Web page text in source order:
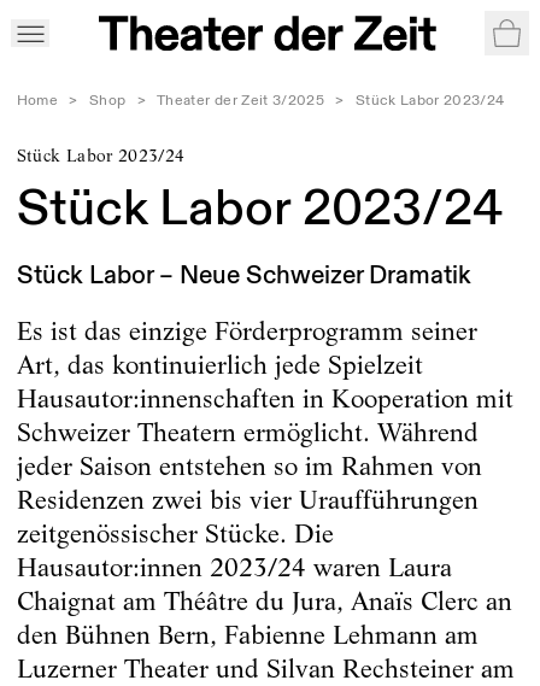
Home > Shop > Theater der Zeit 3/2025 > Stück Labor 2023/24
Stück Labor 2023/24
Stück Labor 2023/24
Stück Labor – Neue Schweizer Dramatik
Es ist das einzige Förderprogramm seiner
Art, das kontinuierlich jede Spielzeit
Hausautor:innenschaften in Kooperation mit
Schweizer Theatern ermöglicht. Während
jeder Saison entstehen so im Rahmen von
Residenzen zwei bis vier Uraufführungen
zeitgenössischer Stücke. Die
Hausautor:innen 2023/24 waren Laura
Chaignat am Théâtre du Jura, Anaïs Clerc an
den Bühnen Bern, Fabienne Lehmann am
Luzerner Theater und Silvan Rechsteiner am